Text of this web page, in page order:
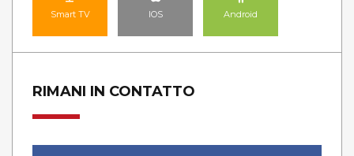
Smart TV IOS Android
RIMANI IN CONTATTO